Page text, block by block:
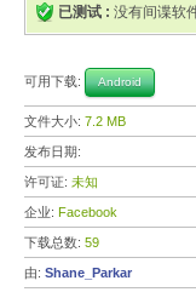
已测试 : 没有间谍软
可用下载: Android
文件大小: 7.2 MB
发布日期:
许可证: 未知
企业: Facebook
下载总数: 59
由: Shane_Parkar